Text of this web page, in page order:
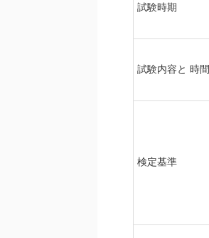
試験時期
試験内容と 時間
検定基準